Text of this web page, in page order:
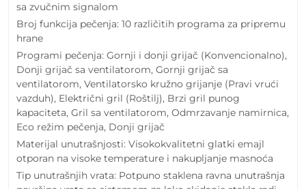
sa zvučnim signalom
Broj funkcija pečenja: 10 različitih programa za pripremu
hrane
Programi pečenja: Gornji i donji grijač (Konvencionalno),
Donji grijač sa ventilatorom, Gornji grijač sa
ventilatorom, Ventilatorsko kružno grijanje (Pravi vrući
vazduh), Električni gril (Roštilj), Brzi gril punog
kapaciteta, Gril sa ventilatorom, Odmrzavanje namirnica,
Eco režim pečenja, Donji grijač
Materijal unutrašnjosti: Visokokvalitetni glatki emajl
otporan na visoke temperature i nakupljanje masnoća
Tip unutrašnjih vrata: Potpuno staklena ravna unutrašnja